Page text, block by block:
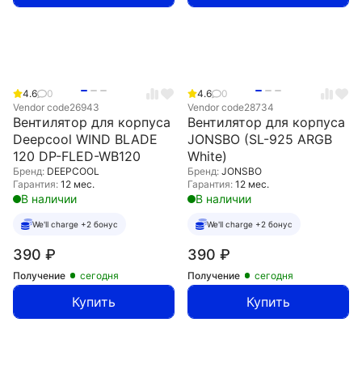
4.6
0
Vendor code26943
Вентилятор для корпуса
Deepcool WIND BLADE
120 DP-FLED-WB120
Бренд: DEEPCOOL
Гарантия: 12 мес.
В наличии
We'll charge +2 бонус
390 ₽
Получение сегодня
Купить
4.6
0
Vendor code28734
Вентилятор для корпуса
JONSBO (SL-925 ARGB
White)
Бренд: JONSBO
Гарантия: 12 мес.
В наличии
We'll charge +2 бонус
390 ₽
Получение сегодня
Купить